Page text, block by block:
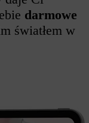
darmowe
światłem w